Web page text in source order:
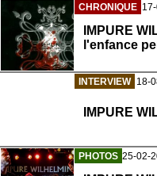
CHRONIQUE
IMPURE
l'enfance
INTERVIEW 18-
IMPURE
PHOTOS 25-02-